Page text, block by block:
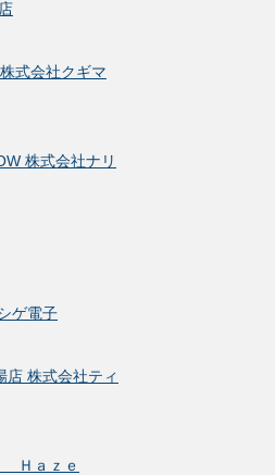
式会社クギマ
株式会社ナリ
ゲ電子
株式会社ティ
Ｈａｚｅ